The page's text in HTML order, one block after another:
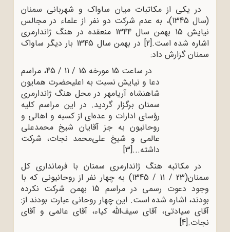
در یکی از مکاتبات میان ساواک و شهربانی سمنان
(سال 1345)، به عدم شرکت دو نفر از علماء در مجالس
نیایش 15 بهمن سال 1344 منعقده در هنگ ژاندارمری
اشاره شده است.[2]
در بهمن سال 1345 بار دیگر ساواک
سمنان گزارش داد:
در ساعت 15 مورخه 15 / 11 / 45، مراسم
دعا و نیایش نسبت به اعلیحضرت همایون
شاهنشاه آریامهر در محل هنگ ژاندارمری
سمنان برگزار گردید. در این مراسم کلیه
رؤسای ادارات و عده‌ای از کسبه و اهالی و
روحانیون به جز آقایان شیخ محمدعلی
عالمی و شیخ علی‌محمد نجات، شرکت
داشته...[3]
در مکاتبه هنگ ژاندارمری سمنان با فرمانداری کل
سمنان(23 / 11 / 1345) به چهار نفر از روحانیونی که با
وجود دعوت رسمی در مراسم 15 بهمن شرکت نکرده
بودند، اشاره شده است. این چهار روحانی عبارت بودند از:
آقای سیادتی، آقای سیف‌الله کیاء، آقای عالمی و آقای
نجات.[4]